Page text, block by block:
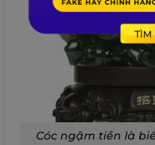
Cóc ngậm tiền là